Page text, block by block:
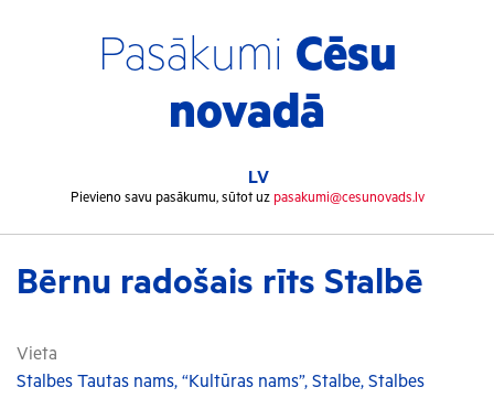
Pasākumi Cēsu
novadā
LV
Pievieno savu pasākumu, sūtot uz pasakumi@cesunovads.lv
Bērnu radošais rīts Stalbē
Vieta
Stalbes Tautas nams, “Kultūras nams”, Stalbe, Stalbes